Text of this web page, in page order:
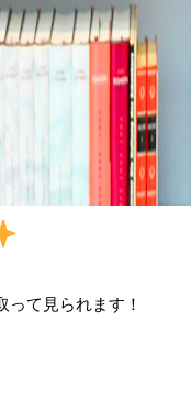
て見られます！